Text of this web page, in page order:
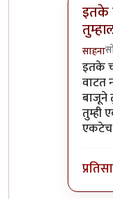
इतके
साहना
In
इतके
वाटत
बाजूने
तुम्ही
एकटेच